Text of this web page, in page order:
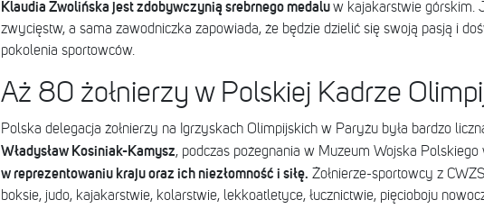
Klaudia Zwolińska jest zdobywczynią srebrnego medaluw kajakarstwie górskim.
zwycięstw, a sama zawodniczka zapowiada, że będzie dzielić się swoją pasją i
pokolenia sportowców.
Aż 80 żołnierzy w Polskiej Kadrze
Polska delegacja żołnierzy na Igrzyskach Olimpijskich w Paryżu była bardzo
Władysław Kosiniak-Kamysz, podczas pożegnania w Muzeum Wojska Polskiego
w reprezentowaniu kraju oraz ich niezłomność i siłę. Żołnierze-sportowcy z
boksie, judo, kajakarstwie, kolarstwie, lekkoatletyce, łucznictwie, pięcioboju